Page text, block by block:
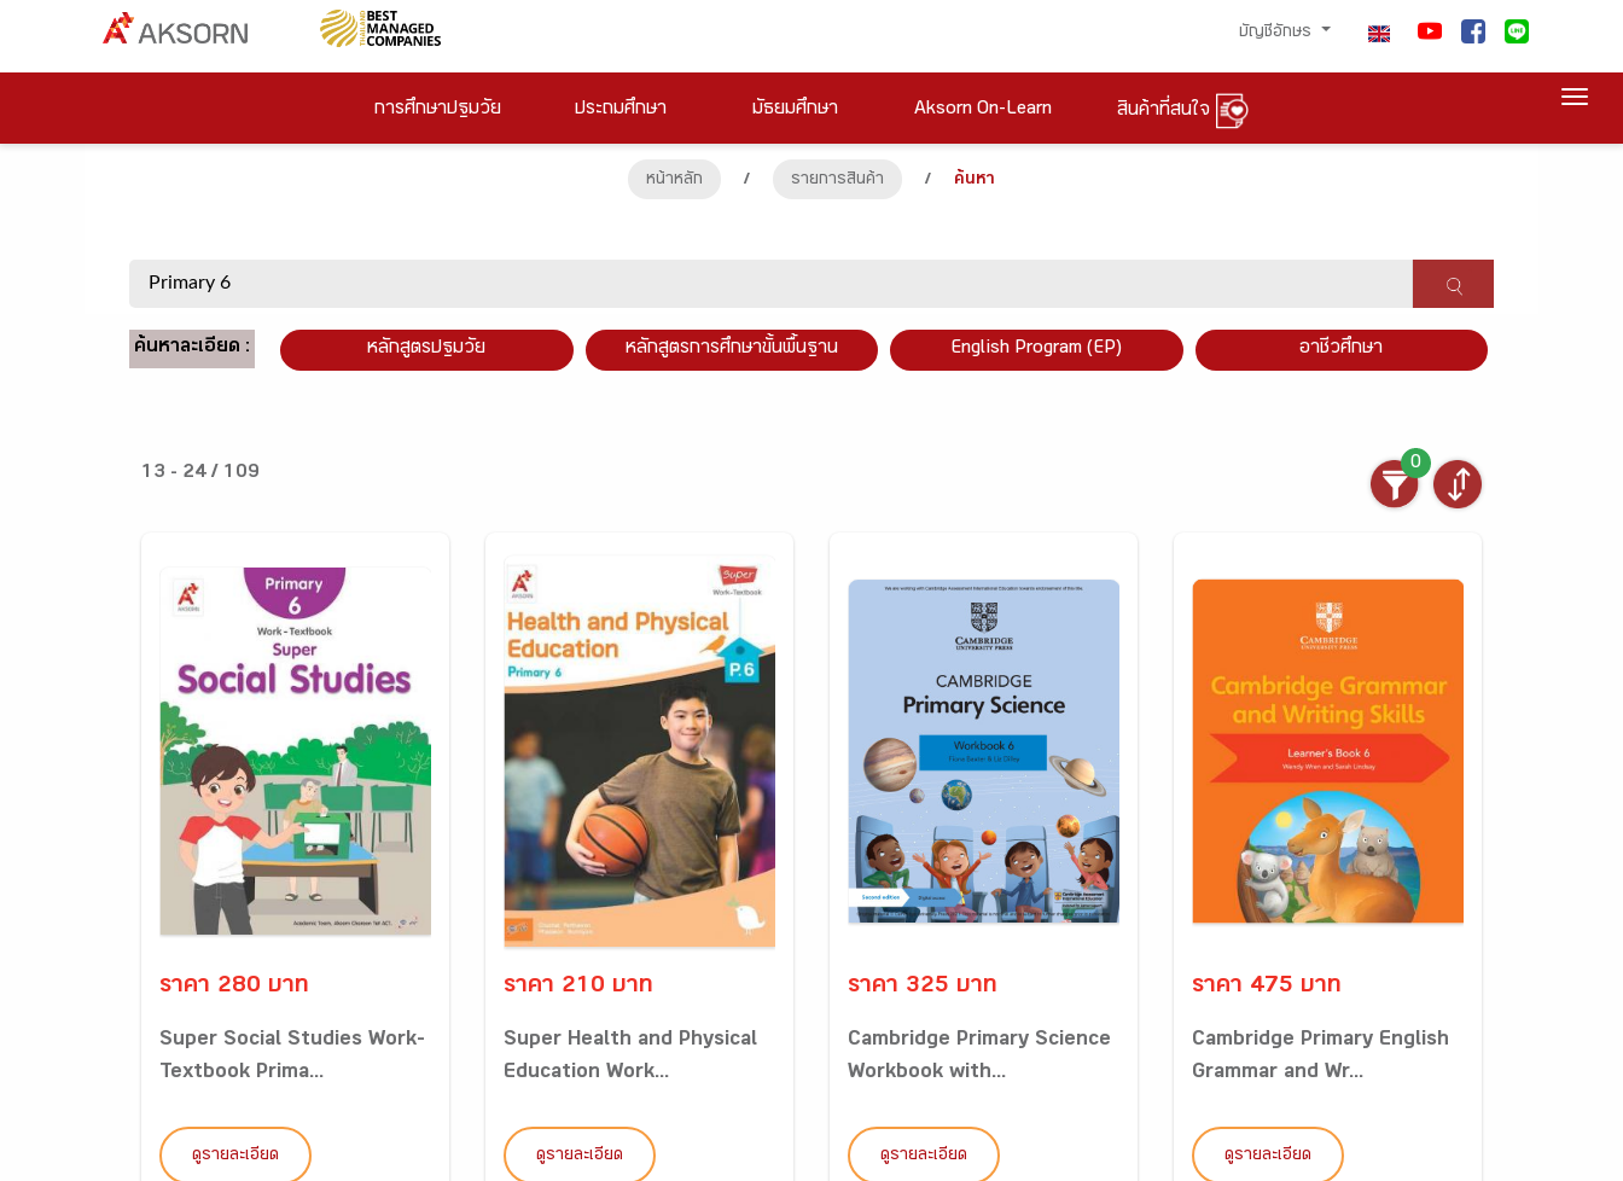
บัญชีอักษร
การศึกษาปฐมวัย ประถมศึกษา มัธยมศึกษา Aksorn On-Learn สินค้าที่สนใจ
หน้าหลัก / รายการสินค้า / ค้นหา
ค้นหาละเอียด : หลักสูตรปฐมวัย หลักสูตรการศึกษาขั้นพื้นฐาน English Program (EP) อาชีวศึกษา
13 - 24 / 109
0
ราคา 280 บาท
Super Social Studies Work-
Textbook Prima...
ดูรายละเอียด
ราคา 210 บาท
Super Health and Physical
Education Work...
ดูรายละเอียด
ราคา 325 บาท
Cambridge Primary Science
Workbook with...
ดูรายละเอียด
ราคา 475 บาท
Cambridge Primary English
Grammar and Wr...
ดูรายละเอียด